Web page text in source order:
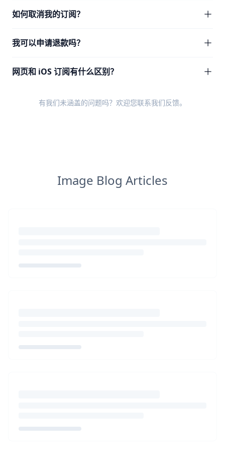
如何取消我的订阅？
我可以申请退款吗？
网页和 iOS 订阅有什么区别？
有我们未涵盖的问题吗？欢迎您联系我们反馈。
Image Blog Articles